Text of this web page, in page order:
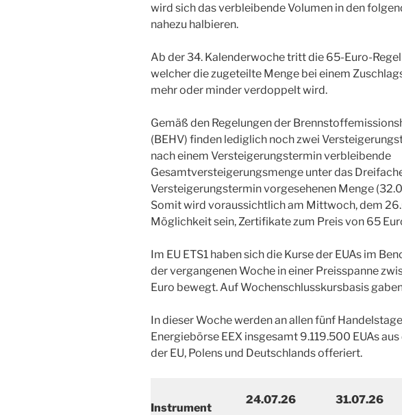
wird sich das verbleibende Volumen in den
nahezu halbieren.
Ab der 34. Kalenderwoche tritt die 65-Euro-
welcher die zugeteilte Menge bei einem
mehr oder minder verdoppelt wird.
Gemäß den Regelungen der
(BEHV) finden lediglich noch zwei
nach einem Versteigerungstermin verbleibende
Gesamtversteigerungsmenge unter das
Versteigerungstermin vorgesehenen Menge
Somit wird voraussichtlich am Mittwoch, dem
Möglichkeit sein, Zertifikate zum Preis von 65
Im EU ETS1 haben sich die Kurse der EUAs im
der vergangenen Woche in einer Preisspanne
Euro bewegt. Auf Wochenschlusskursbasis
In dieser Woche werden an allen fünf
Energiebörse EEX insgesamt 9.119.500 EUAs
der EU, Polens und Deutschlands offeriert.
Instrument
24.07.26 31.07.26